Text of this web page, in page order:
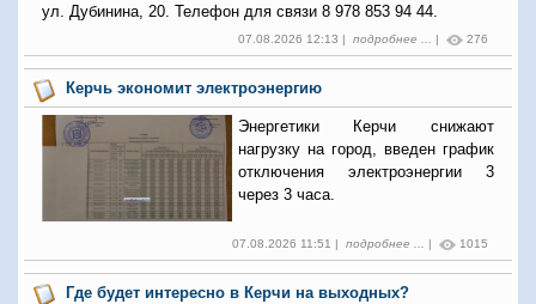
ул. Дубинина, 20. Телефон для связи 8 978 853 94 44.
07.08.2026 12:13 | подробнее ... | 276
Керчь экономит электроэнергию
Энергетики Керчи снижают
нагрузку на город, введен график
отключения электроэнергии 3
через 3 часа.
07.08.2026 11:51 | подробнее ... | 1015
Где будет интересно в Керчи на выходных?